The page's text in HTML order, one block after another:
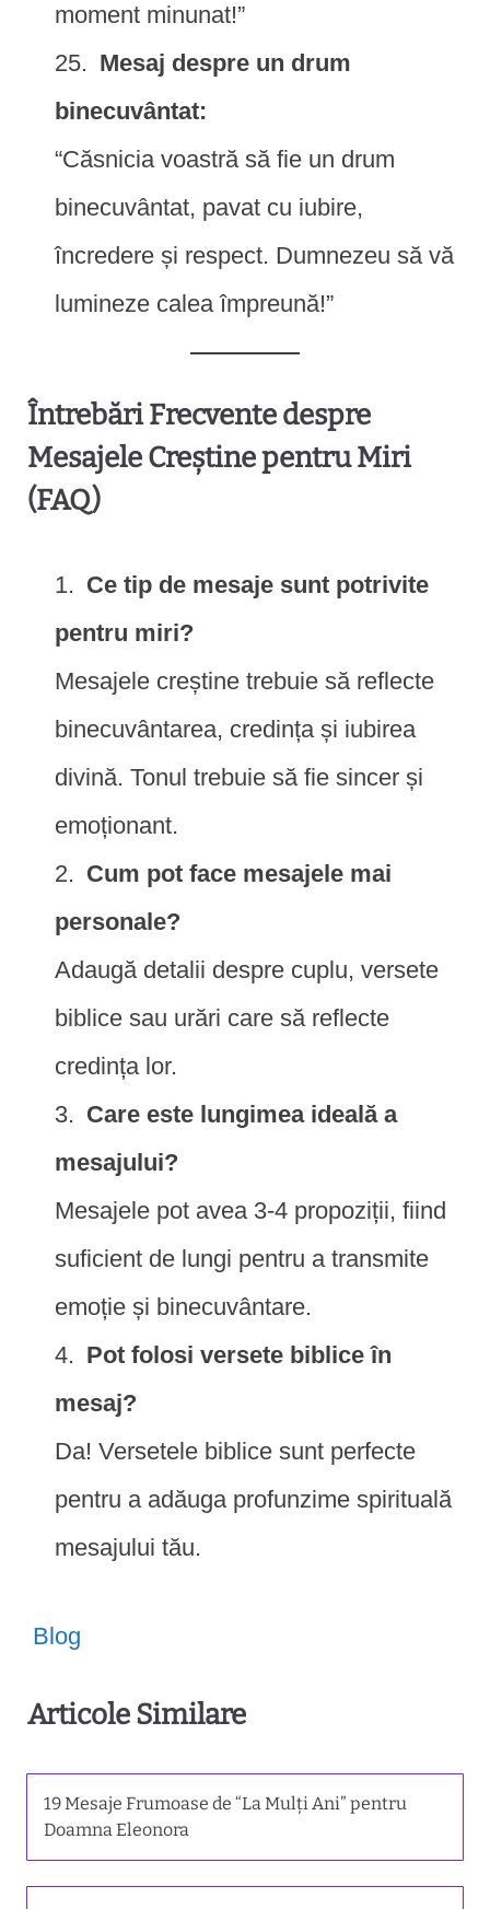
moment minunat!”
Mesaj despre un drum
binecuvântat:
“Căsnicia voastră să fie un drum
binecuvântat, pavat cu iubire,
încredere și respect. Dumnezeu să vă
lumineze calea împreună!”
Întrebări Frecvente despre
Mesajele Creștine pentru Miri
(FAQ)
Ce tip de mesaje sunt potrivite
pentru miri?
Mesajele creștine trebuie să reflecte
binecuvântarea, credința și iubirea
divină. Tonul trebuie să fie sincer și
emoționant.
Cum pot face mesajele mai
personale?
Adaugă detalii despre cuplu, versete
biblice sau urări care să reflecte
credința lor.
Care este lungimea ideală a
mesajului?
Mesajele pot avea 3-4 propoziții, fiind
suficient de lungi pentru a transmite
emoție și binecuvântare.
Pot folosi versete biblice în
mesaj?
Da! Versetele biblice sunt perfecte
pentru a adăuga profunzime spirituală
mesajului tău.
Blog
Articole Similare
19 Mesaje Frumoase de “La Mulți Ani” pentru
Doamna Eleonora